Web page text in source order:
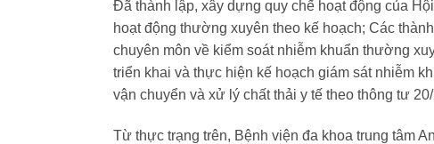
Đã thành lập, xây dựng quy chế hoạt động của
hoạt động thường xuyên theo kế hoạch; Các
chuyên môn về kiểm soát nhiễm khuẩn thường
triển khai và thực hiện kế hoạch giám sát nhiễm
vận chuyển và xử lý chất thải y tế theo thông tư
Từ thực trạng trên, Bệnh viện đa khoa trung tâm